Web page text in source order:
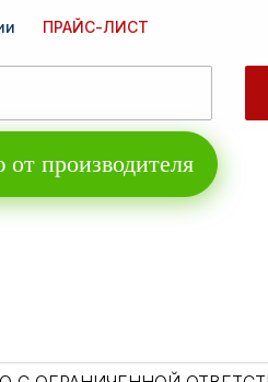
ПРАЙС-ЛИСТ
производителя